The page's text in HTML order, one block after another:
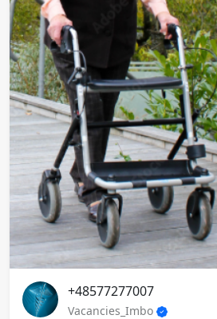
+48577277007
Vacancies_Imbo